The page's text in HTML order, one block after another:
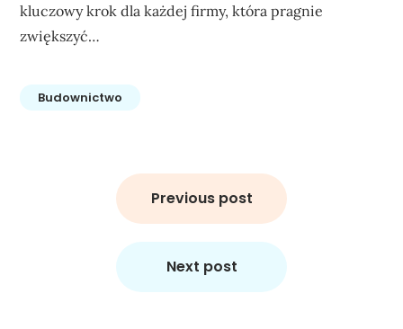
kluczowy krok dla każdej firmy, która pragnie
zwiększyć…
Budownictwo
Previous post
Next post